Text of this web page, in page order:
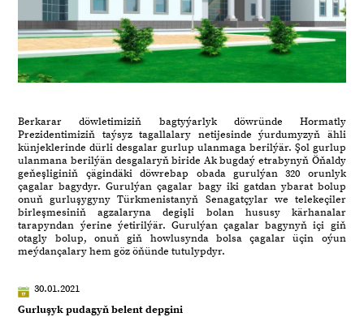
Berkarar döwletimiziň bagtyýarlyk döwründe Hormatly
Prezidentimiziň taýsyz tagallalary netijesinde ýurdumyzyň ähli
künjeklerinde dürli desgalar gurlup ulanmaga berilýär. Şol gurlup
ulanmana berilýän desgalaryň biride Ak bugdaý etrabynyň Öňaldy
geňeşliginiň çägindäki döwrebap obada gurulýan 320 orunlyk
çagalar bagydyr. Gurulýan çagalar bagy iki gatdan ybarat bolup
onuň gurluşygyny Türkmenistanyň Senagatçylar we telekeçiler
birleşmesiniň agzalaryna degişli bolan hususy kärhanalar
tarapyndan ýerine ýetirilýär. Gurulýan çagalar bagynyň içi giň
otagly bolup, onuň giň howlusynda bolsa çagalar üçin oýun
meýdançalary hem göz öňünde tutulypdyr.
30.01.2021
Gurluşyk pudagyň belent depgini